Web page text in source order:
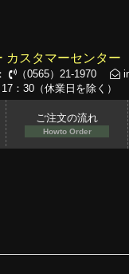
カスタマーセンター
（0565）21-1970
：30（休業日を除く）
ご注文の流れ
Howto Order